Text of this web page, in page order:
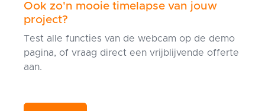
Ook zo'n mooie timelapse van jouw
project?
Test alle functies van de webcam op de demo
pagina, of vraag direct een vrijblijvende offerte
aan.